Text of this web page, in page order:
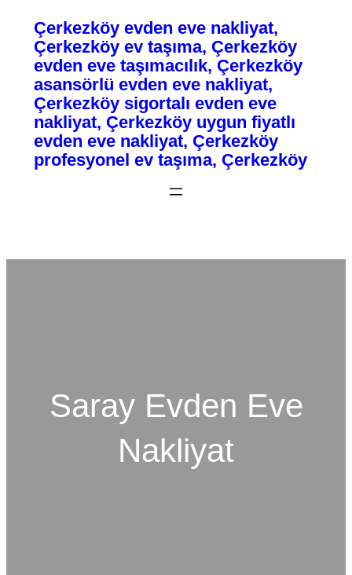
İçeriğeÇerkezköy evden eve nakliyat,
Çerkezköy ev taşıma, Çerkezköy
evden eve taşımacılık, Çerkezköy
asansörlü evden eve nakliyat,
Çerkezköy sigortalı evden eve
nakliyat, Çerkezköy uygun fiyatlı
evden eve nakliyat, Çerkezköy
profesyonel ev taşıma, Çerkezköy
Saray Evden Eve
Nakliyat